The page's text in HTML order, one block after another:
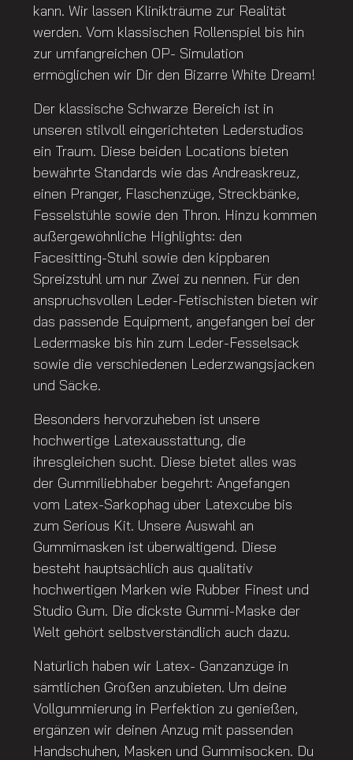
kann. Wir lassen Klinikträume zur Realität
werden. Vom klassischen Rollenspiel bis hin
zur umfangreichen OP- Simulation
ermöglichen wir Dir den Bizarre White Dream!
Der klassische Schwarze Bereich ist in
unseren stilvoll eingerichteten Lederstudios
ein Traum. Diese beiden Locations bieten
bewährte Standards wie das Andreaskreuz,
einen Pranger, Flaschenzüge, Streckbänke,
Fesselstühle sowie den Thron. Hinzu kommen
außergewöhnliche Highlights: den
Facesitting-Stuhl sowie den kippbaren
Spreizstuhl um nur Zwei zu nennen. Für den
anspruchsvollen Leder-Fetischisten bieten wir
das passende Equipment, angefangen bei der
Ledermaske bis hin zum Leder-Fesselsack
sowie die verschiedenen Lederzwangsjacken
und Säcke.
Besonders hervorzuheben ist unsere
hochwertige Latexausstattung, die
ihresgleichen sucht. Diese bietet alles was
der Gummiliebhaber begehrt: Angefangen
vom Latex-Sarkophag über Latexcube bis
zum Serious Kit. Unsere Auswahl an
Gummimasken ist überwältigend. Diese
besteht hauptsächlich aus qualitativ
hochwertigen Marken wie Rubber Finest und
Studio Gum. Die dickste Gummi-Maske der
Welt gehört selbstverständlich auch dazu.
Natürlich haben wir Latex- Ganzanzüge in
sämtlichen Größen anzubieten. Um deine
Vollgummierung in Perfektion zu genießen,
ergänzen wir deinen Anzug mit passenden
Handschuhen, Masken und Gummisocken. Du